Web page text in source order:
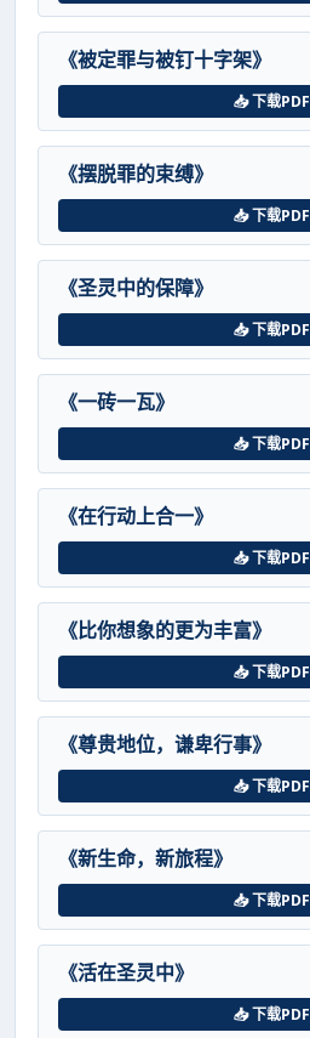
《被定罪与被钉十字架》
📥 下载PDF
《摆脱罪的束缚》
📥 下载PDF
《圣灵中的保障》
📥 下载PDF
《一砖一瓦》
📥 下载PDF
《在行动上合一》
📥 下载PDF
《比你想象的更为丰富》
📥 下载PDF
《尊贵地位，谦卑行事》
📥 下载PDF
《新生命，新旅程》
📥 下载PDF
《活在圣灵中》
📥 下载PDF